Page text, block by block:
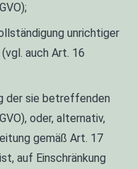
unrichtiger
auch Art. 16
der sie betreffenden
oder, alternativ,
gemäß Art. 17
auf Einschränkung